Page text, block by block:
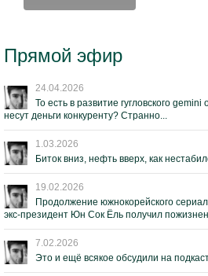
Прямой эфир
24.04.2026
То есть в развитие гугловского
несут деньги конкуренту? Странно...
1.03.2026
Биток вниз, нефть вверх, как
19.02.2026
Продолжение южнокорейского
экс-президент Юн Сок Ёль получил
7.02.2026
Это и ещё всякое обсудили на